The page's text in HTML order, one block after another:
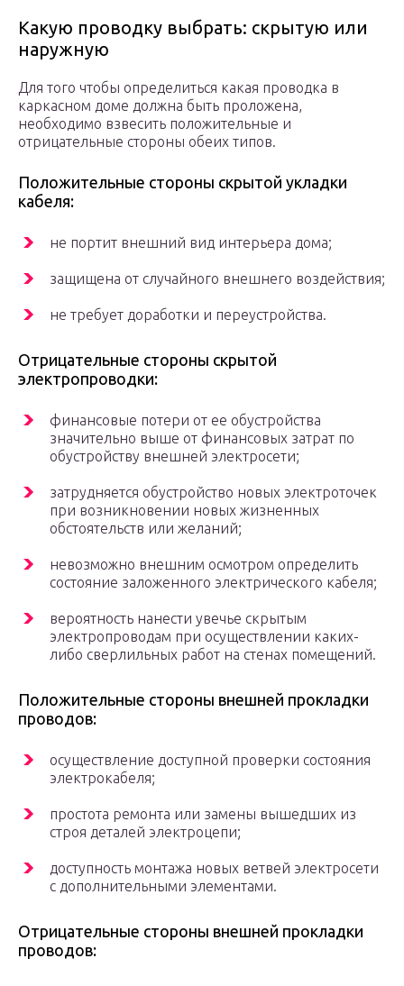
Какую проводку выбрать: скрытую или
наружную
Для того чтобы определиться какая проводка в
каркасном доме должна быть проложена,
необходимо взвесить положительные и
отрицательные стороны обеих типов.
Положительные стороны скрытой укладки
кабеля:
не портит внешний вид интерьера дома;
защищена от случайного внешнего воздействия;
не требует доработки и переустройства.
Отрицательные стороны скрытой
электропроводки:
финансовые потери от ее обустройства
значительно выше от финансовых затрат по
обустройству внешней электросети;
затрудняется обустройство новых электроточек
при возникновении новых жизненных
обстоятельств или желаний;
невозможно внешним осмотром определить
состояние заложенного электрического кабеля;
вероятность нанести увечье скрытым
электропроводам при осуществлении каких-
либо сверлильных работ на стенах помещений.
Положительные стороны внешней прокладки
проводов:
осуществление доступной проверки состояния
электрокабеля;
простота ремонта или замены вышедших из
строя деталей электроцепи;
доступность монтажа новых ветвей электросети
с дополнительными элементами.
Отрицательные стороны внешней прокладки
проводов: